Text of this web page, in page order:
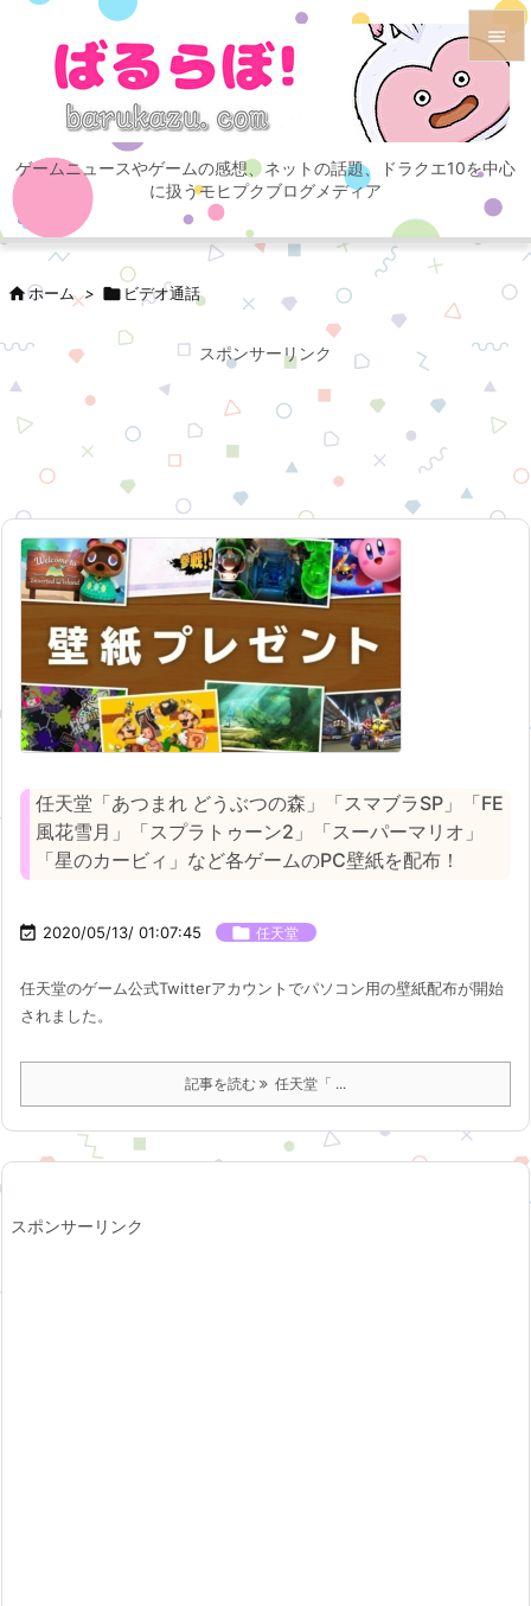
ゲームニュースやゲームの感想、ネットの話題、ドラクエ10を中心
に扱うモヒプクブログメディア

メニュ

サイド

次へ
検索
ホーム >  ビデオ通話
スポンサーリンク
任天堂「あつまれ どうぶつの森」「スマブラSP」「FE
風花雪月」「スプラトゥーン2」「スーパーマリオ」
「星のカービィ」など各ゲームのPC壁紙を配布！
 2020/05/13/ 01:07:45  任天堂
任天堂のゲーム公式Twitterアカウントでパソコン用の壁紙配布が開始
されました。
記事を読む 任天堂「 ...
スポンサーリンク